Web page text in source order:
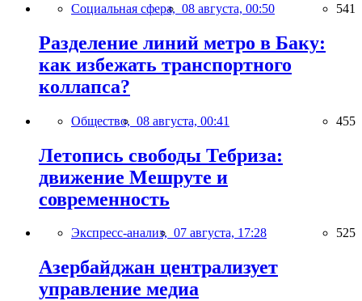
Социальная сфера, 08 августа, 00:50 541
Разделение линий метро в Баку:
как избежать транспортного
коллапса?
Общество, 08 августа, 00:41 455
Летопись свободы Тебриза:
движение Мешруте и
современность
Экспресс-анализ, 07 августа, 17:28 525
Азербайджан централизует
управление медиа